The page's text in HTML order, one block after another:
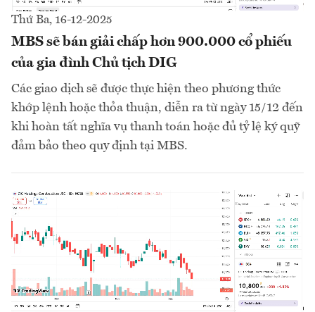
Thứ Ba, 16-12-2025
MBS sẽ bán giải chấp hơn 900.000 cổ phiếu
của gia đình Chủ tịch DIG
Các giao dịch sẽ được thực hiện theo phương thức
khớp lệnh hoặc thỏa thuận, diễn ra từ ngày 15/12 đến
khi hoàn tất nghĩa vụ thanh toán hoặc đủ tỷ lệ ký quỹ
đảm bảo theo quy định tại MBS.